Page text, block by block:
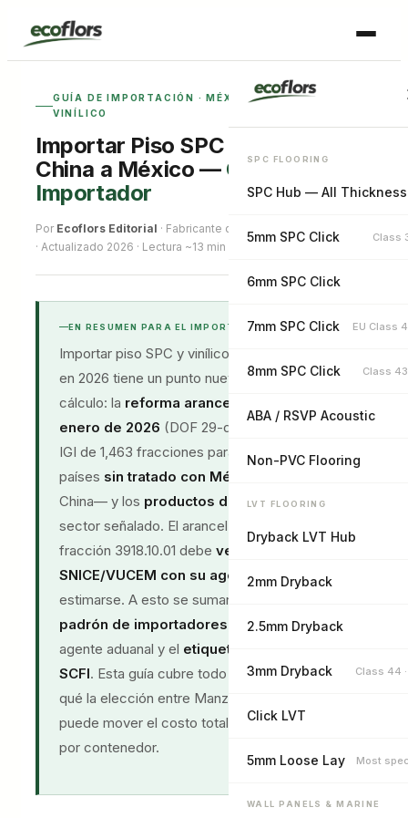
SPC FLOORING
SPC Hub — All
5mm SPC Click Class
6mm SPC Click
7mm SPC Click EU Class
8mm SPC Click Class
ABA / RSVP Acoustic
Non-PVC Flooring
LVT FLOORING
Dryback LVT Hub
2mm Dryback
2.5mm Dryback
3mm Dryback Class 44
Click LVT
5mm Loose Lay Most
WALL PANELS & MARINE
GUÍA DE IMPORTACIÓN · MÉXICO · PISO SPC Y
VINÍLICO
Importar Piso SPC y Vinílico de
China a México — Guía del
Importador
Por Ecoflors Editorial · Fabricante directo · Changzhou, China
· Actualizado 2026 · Lectura ~13 min
EN RESUMEN PARA EL IMPORTADOR
Importar piso SPC y vinílico de China a México
en 2026 tiene un punto nuevo que cambia el
cálculo: la reforma arancelaria del 1 de
enero de 2026 (DOF 29-dic-2025) elevó el
IGI de 1,463 fracciones para mercancías de
países sin tratado con México
China— y los productos de plásticoson un
sector señalado. El arancel exacto de la
fracción 3918.10.01 debe verificarse en
SNICE/VUCEM con su agente aduanal, no
estimarse. A esto se suman el
padrón de importadores , elpedimentovía
agente aduanal y el etiquetado NOM-050-
SCFI. Esta guía cubre todo el proceso — y por
qué la elección entre Manzanillo y Veracruz
puede mover el costo total cientos de dólares
por contenedor.